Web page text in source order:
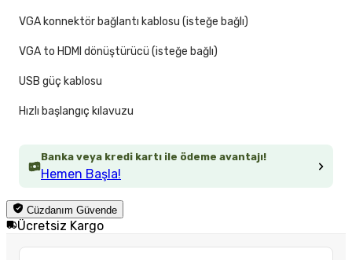
Banka veya kredi kartı ile ödeme avantajı!
Hemen Başla!
Cüzdanım Güvende
Ücretsiz Kargo
VGA konnektör bağlantı kablosu (isteğe bağlı)
VGA to HDMI dönüştürücü (isteğe bağlı)
USB güç kablosu
Hızlı başlangıç kılavuzu